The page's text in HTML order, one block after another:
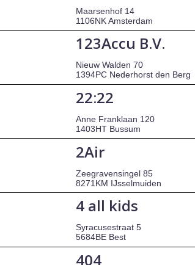
Maarsenhof 14
1106NK Amsterdam
123Accu B.V.
Nieuw Walden 70
1394PC Nederhorst den Berg
22:22
Anne Franklaan 120
1403HT Bussum
2Air
Zeegravensingel 85
8271KM IJsselmuiden
4 all kids
Syracusestraat 5
5684BE Best
404